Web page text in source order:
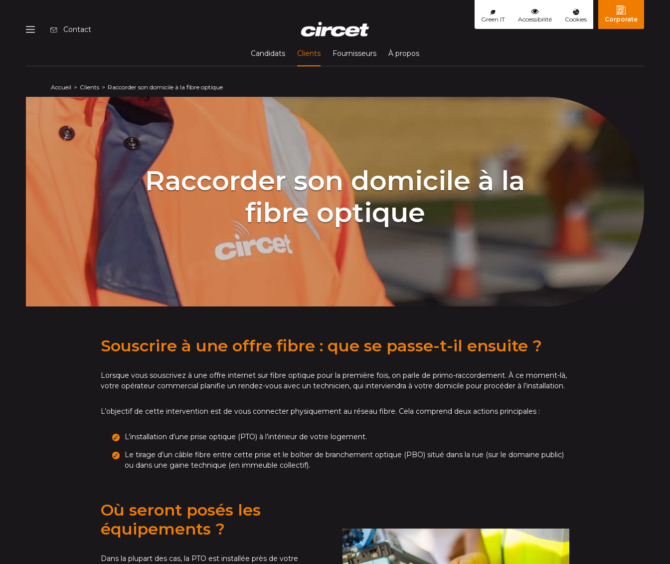
Green IT Accessibilité Cookies Corporate
Menu
Contact
Candidats Clients(page courante)
Fournisseurs À propos
Accueil Clients Raccorder son domicile à la fibre optique
Raccorder son domicile à la
fibre optique
Souscrire à une offre fibre : que se passe-t-il ensuite ?
Lorsque vous souscrivez à une offre internet sur fibre optique pour la première fois, on parle de primo-raccordement. À ce moment-là,
votre opérateur commercial planifie un rendez-vous avec un technicien, qui interviendra à votre domicile pour procéder à l’installation.
L’objectif de cette intervention est de vous connecter physiquement au réseau fibre. Cela comprend deux actions principales :
L’installation d’une prise optique (PTO) à l’intérieur de votre logement.
Le tirage d’un câble fibre entre cette prise et le boîtier de branchement optique (PBO) situé dans la rue (sur le domaine public)
ou dans une gaine technique (en immeuble collectif).
Où seront posés les
équipements ?
Dans la plupart des cas, la PTO est installée près de votre